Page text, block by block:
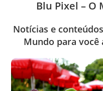
Blu Pixel – O
Notícias e
Mundo para você